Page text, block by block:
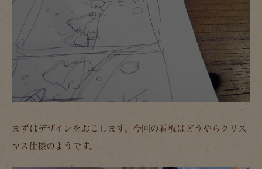
まずはデザインをおこします。今回の看板はどうやらクリス
マス仕様のようです。